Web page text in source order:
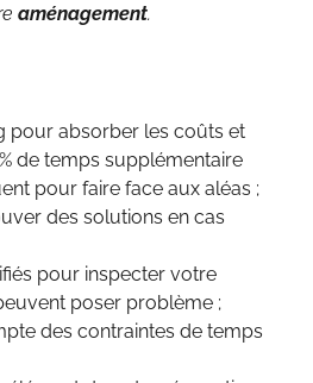
aménagement.
pour absorber les coûts et
de temps supplémentaire
pour faire face aux aléas ;
des solutions en cas
pour inspecter votre
poser problème ;
des contraintes de temps